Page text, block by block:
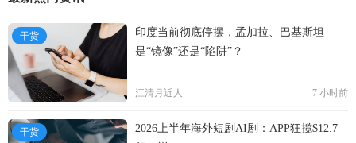
干货
印度当前彻底停摆，孟加拉、巴基斯坦
是“镜像”还是“陷阱”？
江清月近人 7 小时前
干货
2026上半年海外短剧AI剧：APP狂揽$12.7